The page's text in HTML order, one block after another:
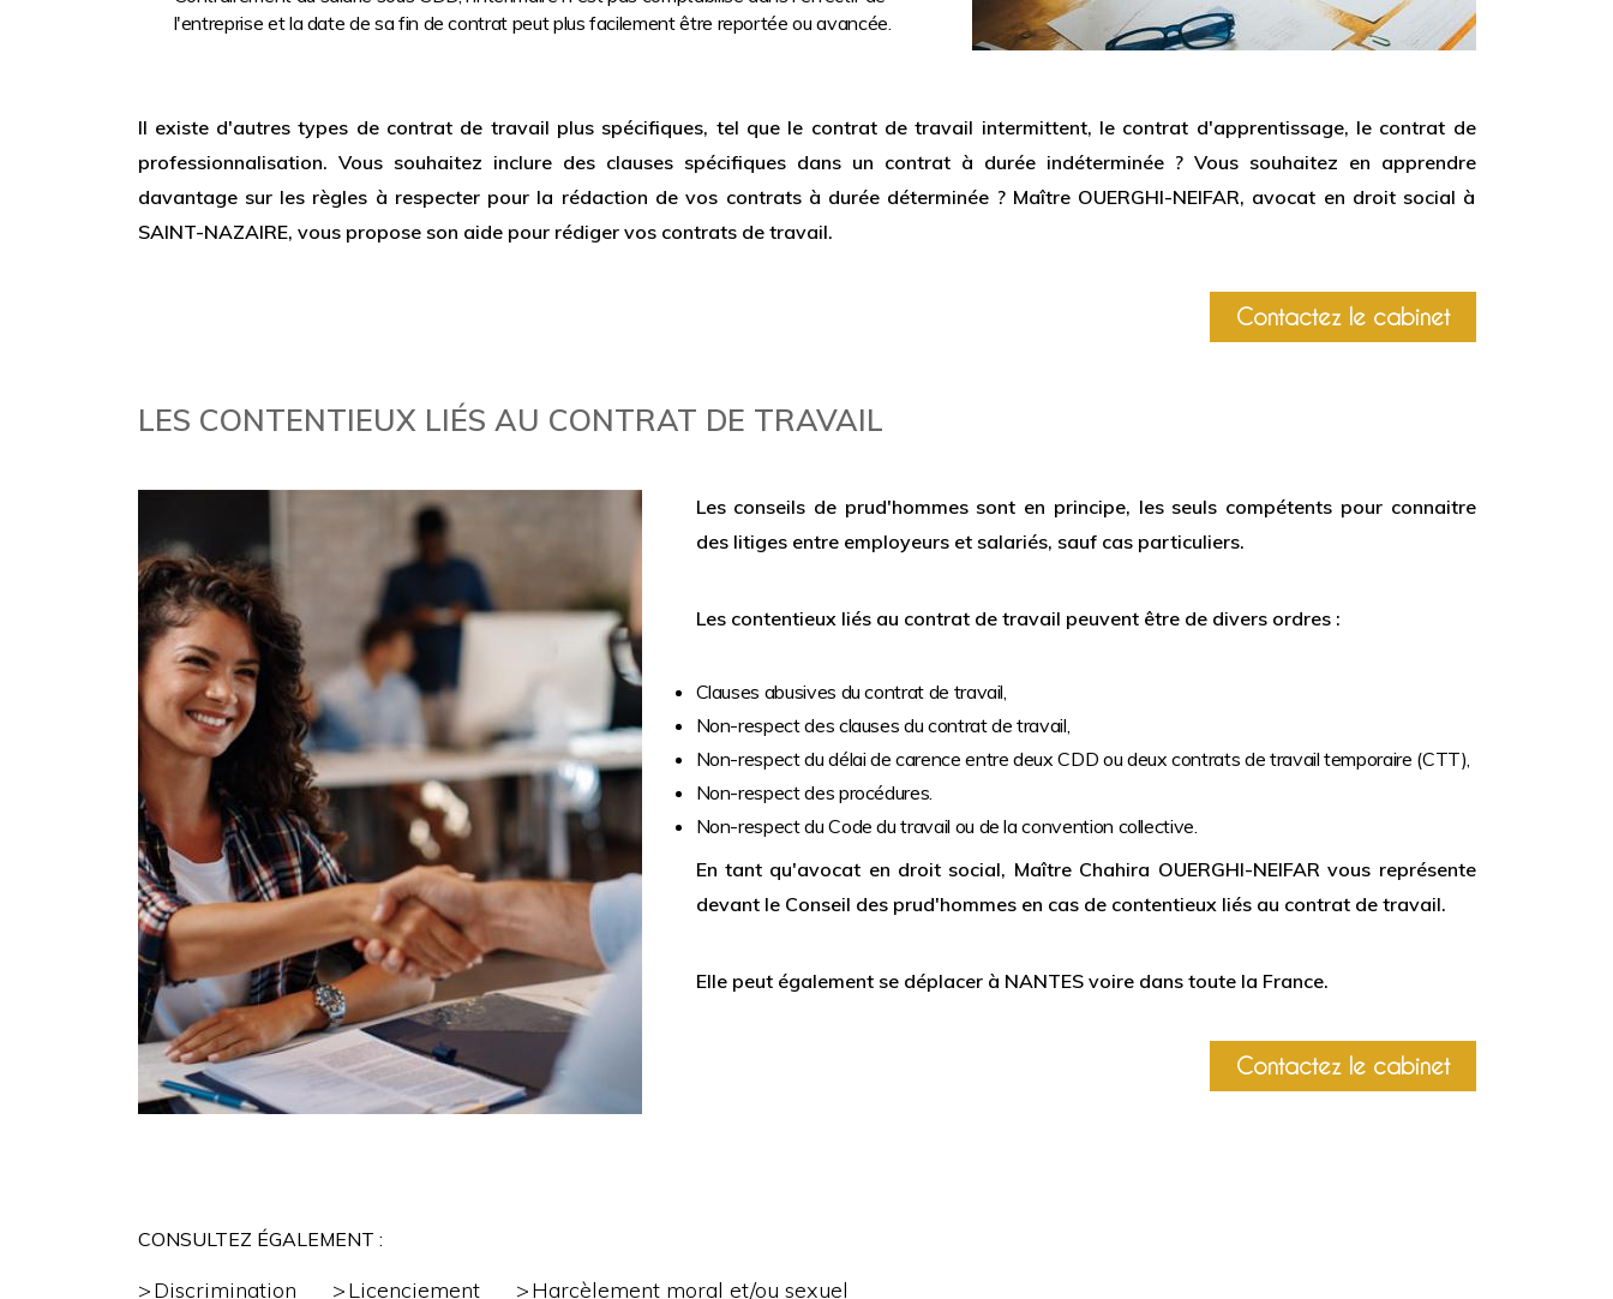
l'entreprise et la date de sa fin de contrat peut plus facilement être reportée ou avancée.
Il existe d'autres types de contrat de travail plus spécifiques, tel que le contrat de travail intermittent, le contrat d'apprentissage, le contrat de
professionnalisation. Vous souhaitez inclure des clauses spécifiques dans un contrat à durée indéterminée ? Vous souhaitez en apprendre
davantage sur les règles à respecter pour la rédaction de vos contrats à durée déterminée ? Maître OUERGHI-NEIFAR, avocat en droit social à
SAINT-NAZAIRE, vous propose son aide pour rédiger vos contrats de travail.
Contactez le cabinet
LES CONTENTIEUX LIÉS AU CONTRAT DE TRAVAIL
Les conseils de prud'hommes sont en principe, les seuls compétents pour connaitre
des litiges entre employeurs et salariés, sauf cas particuliers.
Les contentieux liés au contrat de travail peuvent être de divers ordres :
Clauses abusives du contrat de travail,
Non-respect des clauses du contrat de travail,
Non-respect du délai de carence entre deux CDD ou deux contrats de travail temporaire (CTT),
Non-respect des procédures.
Non-respect du Code du travail ou de la convention collective.
En tant qu'avocat en droit social, Maître Chahira OUERGHI-NEIFAR vous représente
devant le Conseil des prud'hommes en cas de contentieux liés au contrat de travail.
Elle peut également se déplacer à NANTES voire dans toute la France.
Contactez le cabinet
CONSULTEZ ÉGALEMENT :
Discrimination Licenciement Harcèlement moral et/ou sexuel